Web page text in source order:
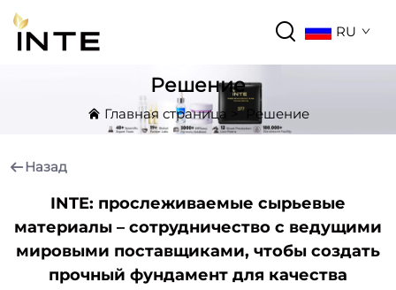
RU
Решение
Главная страница > Решение
Назад
INTE: прослеживаемые сырьевые
материалы – сотрудничество с ведущими
мировыми поставщиками, чтобы создать
прочный фундамент для качества